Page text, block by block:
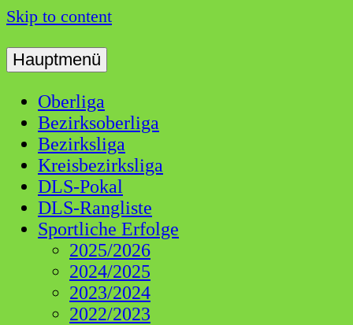
Skip to content
DLS
Dart Liga Schwaben
Hauptmenü
Oberliga
Bezirksoberliga
Bezirksliga
Kreisbezirksliga
DLS-Pokal
DLS-Rangliste
Sportliche Erfolge
2025/2026
2024/2025
2023/2024
2022/2023